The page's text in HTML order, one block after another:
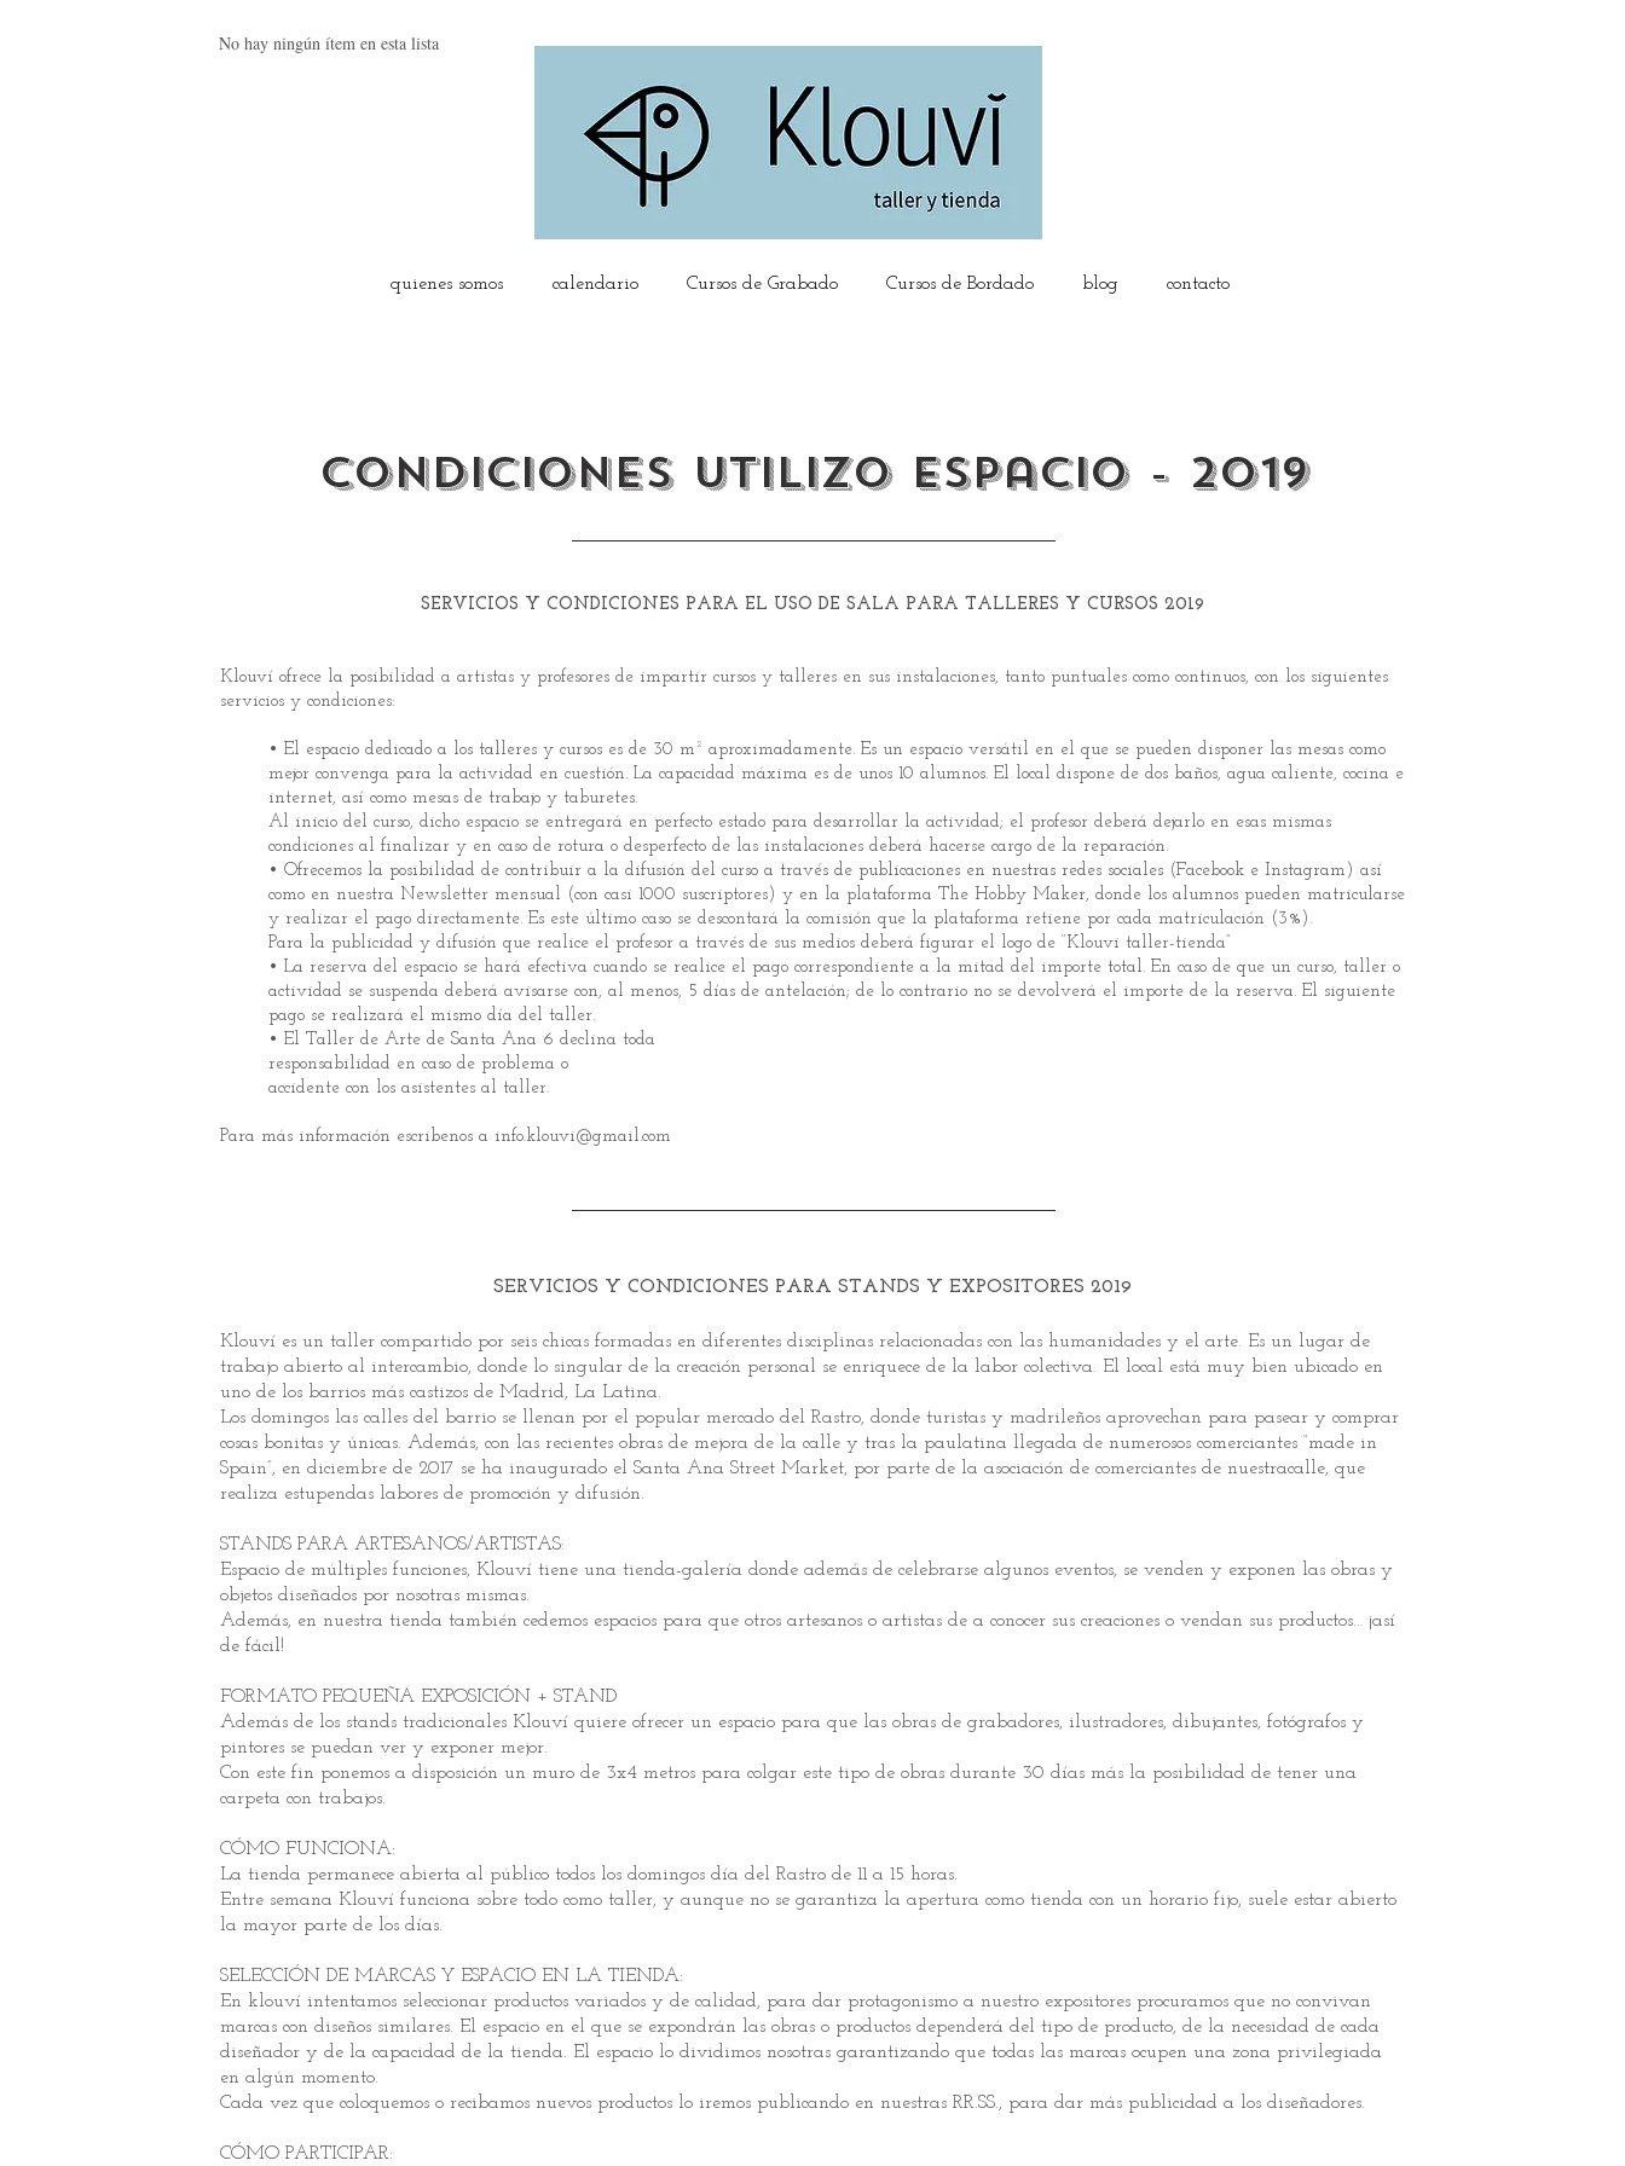
quienes somos calendario Cursos de Grabado Cursos de Bordado blog contacto
No hay ningún ítem en esta lista
condiciones utilizo espacio - 2019
SERVICIOS Y CONDICIONES PARA EL USO DE SALA PARA TALLERES Y CURSOS 2019
Klouví ofrece la posibilidad a artistas y profesores de impartir cursos y talleres en sus instalaciones, tanto puntuales como continuos, con los siguientes
servicios y condiciones:
• El espacio dedicado a los talleres y cursos es de 30 m² aproximadamente. Es un espacio versátil en el que se pueden disponer las mesas como
mejor convenga para la actividad en cuestión. La capacidad máxima es de unos 10 alumnos. El local dispone de dos baños, agua caliente, cocina e
internet, así como mesas de trabajo y taburetes.
Al inicio del curso, dicho espacio se entregará en perfecto estado para desarrollar la actividad; el profesor deberá dejarlo en esas mismas
condiciones al finalizar y en caso de rotura o desperfecto de las instalaciones deberá hacerse cargo de la reparación.
• Ofrecemos la posibilidad de contribuir a la difusión del curso a través de publicaciones en nuestras redes sociales (Facebook e Instagram) así
como en nuestra Newsletter mensual (con casi 1000 suscriptores) y en la plataforma The Hobby Maker, donde los alumnos pueden matricularse
y realizar el pago directamente. Es este último caso se descontará la comisión que la plataforma retiene por cada matriculación (3%).
Para la publicidad y difusión que realice el profesor a través de sus medios deberá figurar el logo de “Klouvi taller-tienda”
• La reserva del espacio se hará efectiva cuando se realice el pago correspondiente a la mitad del importe total. En caso de que un curso, taller o
actividad se suspenda deberá avisarse con, al menos, 5 días de antelación; de lo contrario no se devolverá el importe de la reserva. El siguiente
pago se realizará el mismo día del taller.
• El Taller de Arte de Santa Ana 6 declina toda
responsabilidad en caso de problema o
accidente con los asistentes al taller.
Para más información escribenos a info.klouvi@gmail.com
SERVICIOS Y CONDICIONES PARA STANDS Y EXPOSITORES 2019
Klouví es un taller compartido por seis chicas formadas en diferentes disciplinas relacionadas con las humanidades y el arte. Es un lugar de
trabajo abierto al intercambio, donde lo singular de la creación personal se enriquece de la labor colectiva. El local está muy bien ubicado en
uno de los barrios más castizos de Madrid, La Latina.
Los domingos las calles del barrio se llenan por el popular mercado del Rastro, donde turistas y madrileños aprovechan para pasear y comprar
cosas bonitas y únicas. Además, con las recientes obras de mejora de la calle y tras la paulatina llegada de numerosos comerciantes “made in
Spain”, en diciembre de 2017 se ha inaugurado el Santa Ana Street Market, por parte de la asociación de comerciantes de nuestracalle, que
realiza estupendas labores de promoción y difusión.
STANDS PARA ARTESANOS/ARTISTAS:
Espacio de múltiples funciones, Klouví tiene una tienda-galería donde además de celebrarse algunos eventos, se venden y exponen las obras y
objetos diseñados por nosotras mismas.
Además, en nuestra tienda también cedemos espacios para que otros artesanos o artistas de a conocer sus creaciones o vendan sus productos… ¡así
de fácil!
FORMATO PEQUEÑA EXPOSICIÓN + STAND
Además de los stands tradicionales Klouví quiere ofrecer un espacio para que las obras de grabadores, ilustradores, dibujantes, fotógrafos y
pintores se puedan ver y exponer mejor.
Con este fin ponemos a disposición un muro de 3x4 metros para colgar este tipo de obras durante 30 días más la posibilidad de tener una
carpeta con trabajos.
CÓMO FUNCIONA:
La tienda permanece abierta al público todos los domingos día del Rastro de 11 a 15 horas.
Entre semana Klouví funciona sobre todo como taller, y aunque no se garantiza la apertura como tienda con un horario fijo, suele estar abierto
la mayor parte de los días.
SELECCIÓN DE MARCAS Y ESPACIO EN LA TIENDA:
En klouví intentamos seleccionar productos variados y de calidad, para dar protagonismo a nuestro expositores procuramos que no convivan
marcas con diseños similares. El espacio en el que se expondrán las obras o productos dependerá del tipo de producto, de la necesidad de cada
diseñador y de la capacidad de la tienda. El espacio lo dividimos nosotras garantizando que todas las marcas ocupen una zona privilegiada
en algún momento.
Cada vez que coloquemos o recibamos nuevos productos lo iremos publicando en nuestras RR.SS., para dar más publicidad a los diseñadores.
CÓMO PARTICIPAR: